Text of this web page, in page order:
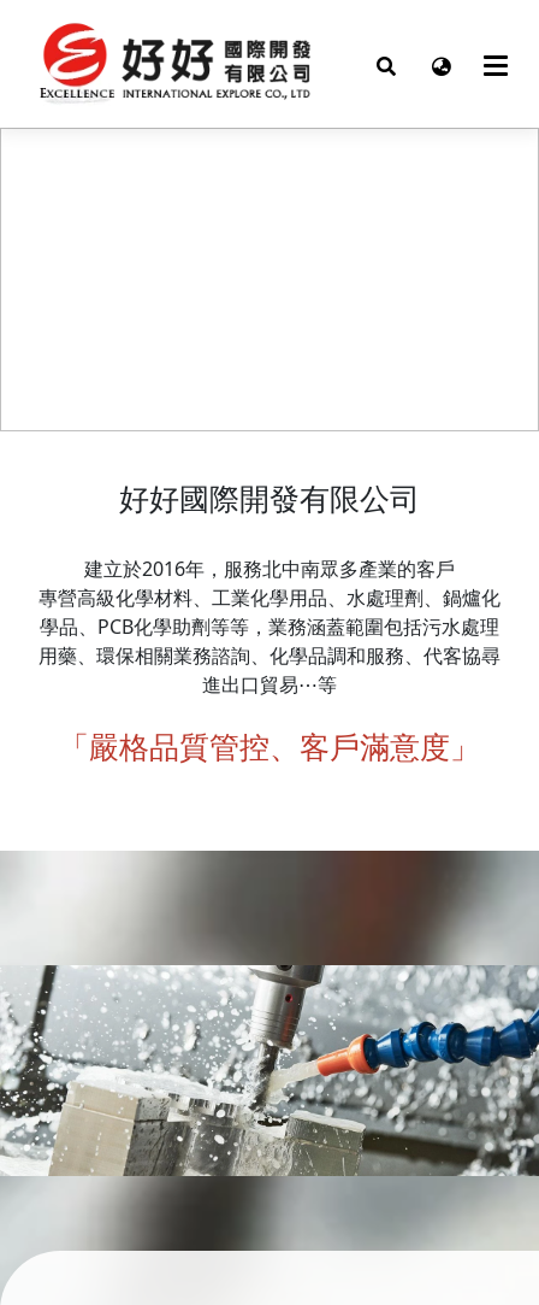
好好國際開發有限公司
建立於2016年，服務北中南眾多產業的客戶
專營高級化學材料、工業化學用品、水處理劑、鍋爐化
學品、PCB化學助劑等等，業務涵蓋範圍包括污水處理
用藥、環保相關業務諮詢、化學品調和服務、代客協尋
進出口貿易⋯等
「嚴格品質管控、客戶滿意度」